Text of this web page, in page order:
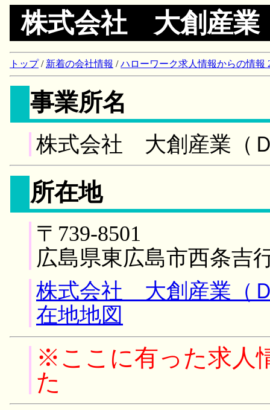
株式会社 大創産業
トップ/ 新着の会社情報 /ハローワーク求人情報からの情報
事業所名
株式会社 大創産業（
所在地
〒739-8501
広島県東広島市西条吉
株式会社 大創産業（
在地地図
※ここに有った求人
た